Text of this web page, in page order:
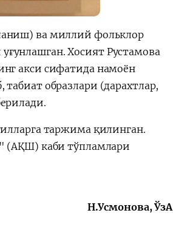
ва миллий фольклор
Хосият Рустамова
акси сифатида намоён
образлари (дарахтлар,
таржима қилинган.
(АҚШ) каби тўпламлари
Н.Усмонова, ЎзА